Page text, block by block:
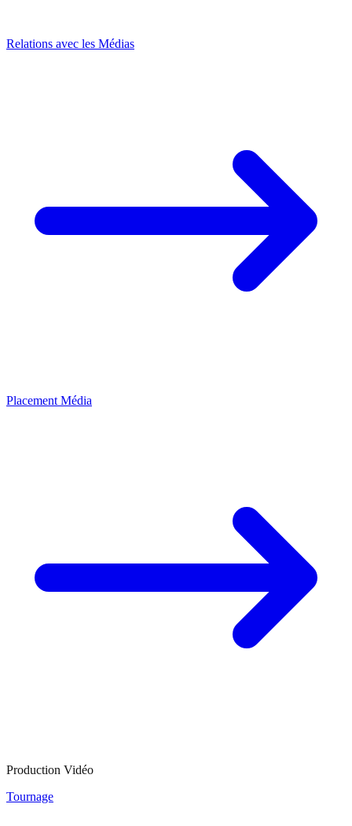
Relations avec les Médias
Placement Média
Production Vidéo
Tournage